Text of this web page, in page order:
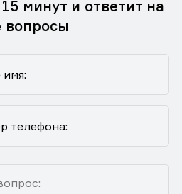
минут и ответит на
вопросы